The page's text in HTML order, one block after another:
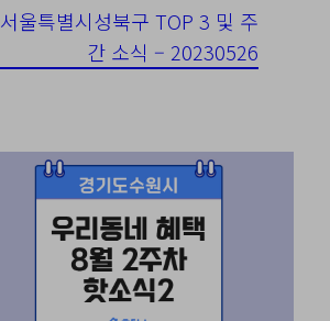
서울특별시성북구 TOP 3 및 주
간 소식 – 20230526